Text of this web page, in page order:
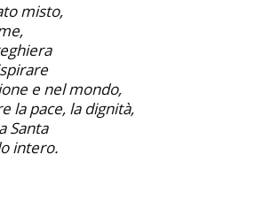
misto,
e nel mondo,
la pace, la dignità,
Santa
intero.